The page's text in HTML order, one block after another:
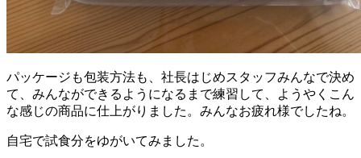
パッケージも包装方法も、社長はじめスタッフみんなで決め
て、みんなができるようになるまで練習して、ようやくこん
な感じの商品に仕上がりました。みんなお疲れ様でしたね。
自宅で試食分をゆがいてみました。